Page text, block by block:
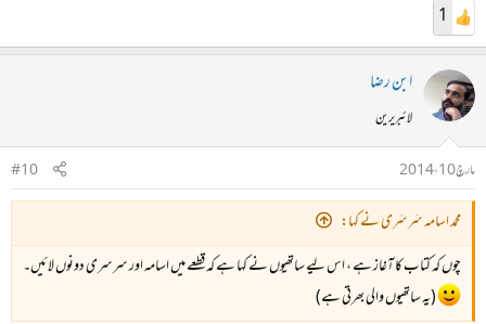
1
ابن رضا
لائبریرین
مارچ 10، 2014
#10
محمد اسامہ سَرسَری نے کہا:
چوں کہ کتاب کا آغاز ہے ، اس لیے ساتھیوں نے کہا ہے کہ قطعے میں اسامہ اور سرسری دونوں لائیں۔
(یہ ساتھیوں والی بھرتی ہے)